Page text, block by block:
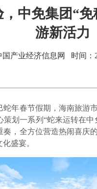
中免集团“
游新活力
国产业经济信息网 时间：
春节假期，海南旅游
划一系列“蛇来运转在
，全方位营造热闹喜庆
盛宴。